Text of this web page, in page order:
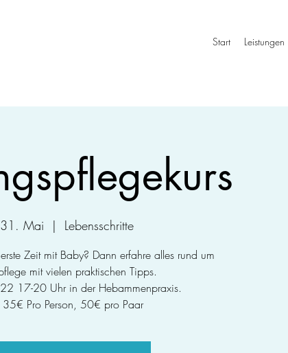
Start Leistungen
Mai
  |
Lebensschritte
Zeit mit Baby? Dann erfahre alles rund um
mit vielen praktischen Tipps.
17-20 Uhr in der Hebammenpraxis.
35€ Pro Person, 50€ pro Paar